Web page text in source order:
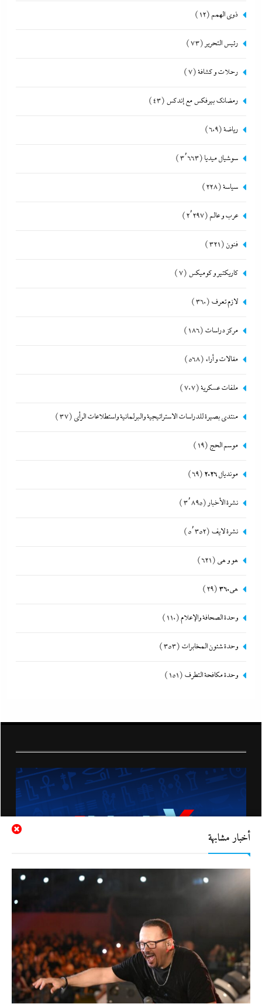
أخبار مشابهة
ذوى الهمم (12)
رئيس التحرير (73)
رحلات و كشافة(7)
رمضانك بيرفكس مع إندكس (43)
رياضة(609)
سوشيال ميديا (3٬663)
سياسة(228)
عرب و عالم (2٬297)
فنون (321)
كاريكتير و كوميكس (7)
لازم تعرف (360)
مركز دراسات (186)
مقالات و أراء (568)
ملفات عسكرية(707)
منتدى بصيرة للدراسات الاستراتيجية والبرلمانية واستطلاعات الرأى (37)
موسم الحج (19)
مونديال 2026 (69)
نشرة الأخبار (3٬895)
نشرة لايف (5٬352)
هو و هي (621)
هى360 (29)
وحدة الصحافة والإعلام(110)
وحدة شئون المخابرات (353)
وحدة مكافحة التطرف (151)
القوات المسلحة
الحكومة